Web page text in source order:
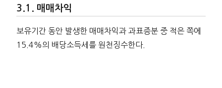
매매차익
보유기간 동안 발생한 매매차익과 과표증분 중 적은 쪽에
15.4%의 배당소득세를 원천징수한다.